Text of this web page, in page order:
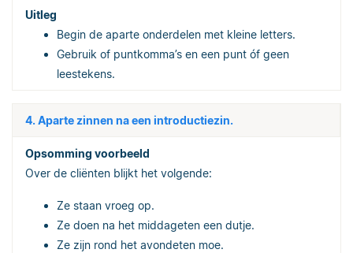
Begin de aparte onderdelen met kleine letters.
Gebruik of puntkomma’s en een punt óf geen
leestekens.
4. Aparte zinnen na een introductiezin.
Over de cliënten blijkt het volgende:
Ze staan vroeg op.
Ze doen na het middageten een dutje.
Ze zijn rond het avondeten moe.